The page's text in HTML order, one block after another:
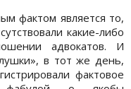
фактом является то,
какие-либо
адвокатов. И
в тот же день,
фактовое